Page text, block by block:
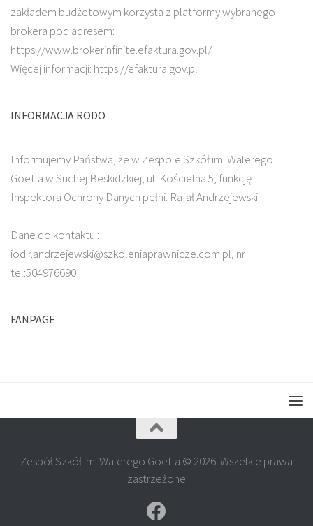
zakładem budżetowym korzysta z platformy wybranego
brokera pod adresem:
https://www.brokerinfinite.efaktura.gov.pl/
Więcej informacji: https://efaktura.gov.pl
INFORMACJA RODO
Informujemy Państwa, że w Zespole Szkół im. Walerego
Goetla w Suchej Beskidzkiej, ul. Kościelna 5, funkcję
Inspektora Ochrony Danych pełni: Rafał Andrzejewski
Dane do kontaktu :
iod.r.andrzejewski@szkoleniaprawnicze.com.pl, nr
tel:504976690
FANPAGE
Zespół Szkół im. Walerego Goetla © 2026. Wszelkie prawa
zastrzeżone